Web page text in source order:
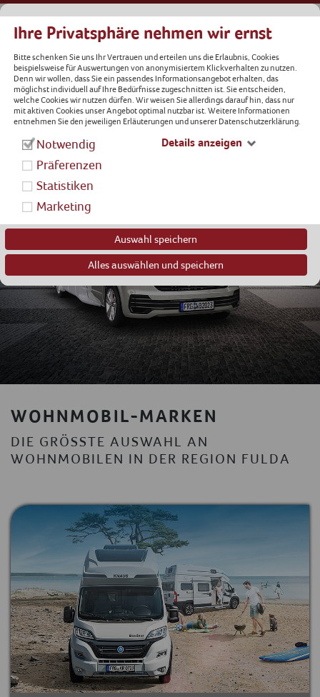
Ihre Privatsphäre nehmen wir ernst
Bitte schenken Sie uns Ihr Vertrauen und erteilen uns die Erlaubnis, Cookies
beispielsweise für Auswertungen von anonymisiertem Klickverhalten zu nutzen.
Denn wir wollen, dass Sie ein passendes Informationsangebot erhalten, das
möglichst individuell auf Ihre Bedürfnisse zugeschnitten ist. Sie entscheiden,
welche Cookies wir nutzen dürfen. Wir weisen Sie allerdings darauf hin, dass nur
mit aktiven Cookies unser Angebot optimal nutzbar ist. Weitere Informationen
entnehmen Sie den jeweiligen Erläuterungen und unserer Datenschutzerklärung.
Notwendig
Präferenzen
Statistiken
Marketing
Details anzeigen
Auswahl speichern
Alles auswählen und speichern
CARAVAN
REISEMOBIL
WOHNMOBIL-MARKEN
DIE GRÖSSTE AUSWAHL AN W
OHNMOBILEN IN DER REGION FULDA